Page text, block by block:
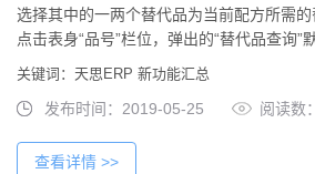
选择其中的一两个替代品为当前配方所需的
点击表身“品号”栏位，弹出的“替代品查询”
关键词：天思ERP 新功能汇总
发布时间：2019-05-25 阅读数
查看详情 >>